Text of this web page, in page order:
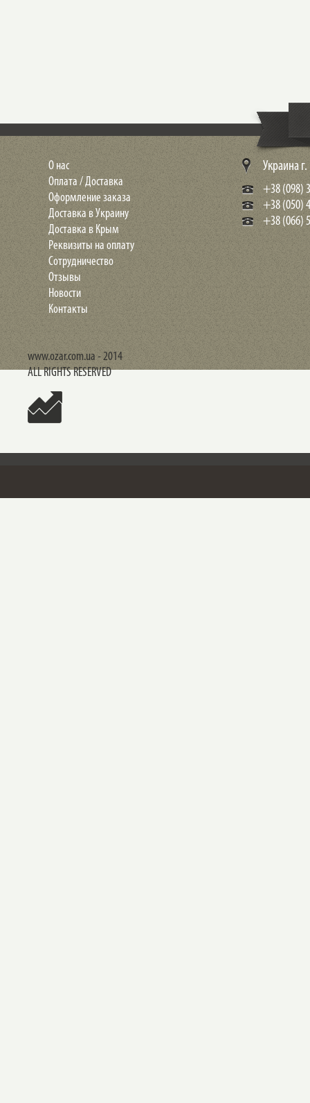
О нас
Оплата / Доставка
Оформление заказа
Доставка в Украину
Доставка в Крым
Реквизиты на оплату
Сотрудничество
Отзывы
Новости
Контакты
Украина
+38 (098)
+38 (050)
+38 (066)
www.ozar.com.ua - 2014
ALL RIGHTS RESERVED